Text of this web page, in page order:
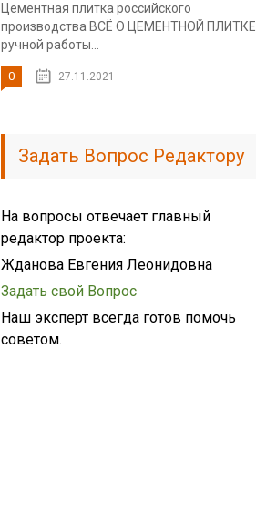
Цементная плитка российского
производства ВСЁ О ЦЕМЕНТНОЙ ПЛИТКЕ
ручной работы...
0 27.11.2021
Задать Вопрос Редактору
На вопросы отвечает главный
редактор проекта:
Жданова Евгения Леонидовна
Задать свой Вопрос
Наш эксперт всегда готов помочь
советом.